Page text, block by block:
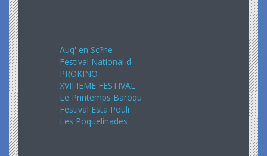
Auq' en Sc?ne
Festival National d
PROKINO
XVII IEME FESTIVAL
Le Printemps Baroqu
Festival Esta Pouli
Les Poquelinades